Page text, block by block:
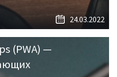
24.03.2022
(PWA) —